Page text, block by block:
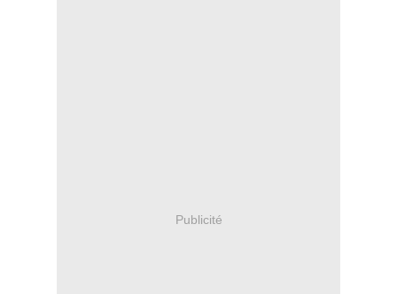
Publicité